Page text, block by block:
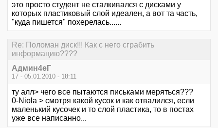
это просто студент не сталкивался с дисками у
которых пластиковый слой идеален, а вот та часть,
"куда пишется" похерелась......
Re: Поломан диск!!! Как с него сграбить
информацию????
Aдмин4еГ
17 - 05.01.2010 - 18:11
ту алл> чего все пытаются письками меряться???
0-Niola > смотря какой кусок и как отвалился, если
маленький кусочек и то слой пластика, то в постах
уже все написанно...